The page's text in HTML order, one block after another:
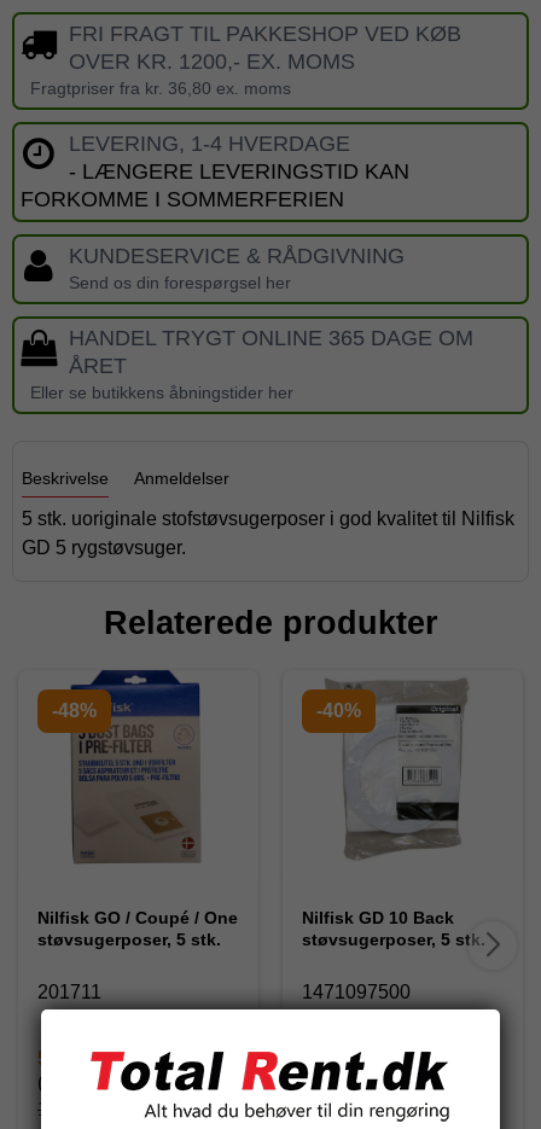
FRI FRAGT TIL PAKKESHOP VED KØB
OVER KR. 1200,- EX. MOMS
Fragtpriser fra kr. 36,80 ex. moms
LEVERING, 1-4 HVERDAGE
- LÆNGERE LEVERINGSTID KAN
FORKOMME I SOMMERFERIEN
KUNDESERVICE & RÅDGIVNING
Send os din forespørgsel her
HANDEL TRYGT ONLINE 365 DAGE OM
ÅRET
Eller se butikkens åbningstider her
Beskrivelse Anmeldelser
5 stk. uoriginale stofstøvsugerposer i god kvalitet til Nilfisk
GD 5 rygstøvsuger.
Relaterede produkter
-48%
Nilfisk GO / Coupé / One
støvsugerposer, 5 stk.
201711
112,50 DKK
59,00 DKK
(inkl. moms)
-40%
Nilfisk GD 10 Back
støvsugerposer, 5 stk.
1471097500
350,00 DKK
208,75 DKK
(inkl. moms)